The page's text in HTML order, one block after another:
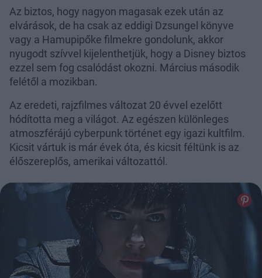
Az biztos, hogy nagyon magasak ezek után az
elvárások, de ha csak az eddigi Dzsungel könyve
vagy a Hamupipőke filmekre gondolunk, akkor
nyugodt szívvel kijelenthetjük, hogy a Disney biztos
ezzel sem fog csalódást okozni. Március második
felétől a mozikban.
Az eredeti, rajzfilmes változat 20 évvel ezelőtt
hódította meg a világot. Az egészen különleges
atmoszférájú cyberpunk történet egy igazi kultfilm.
Kicsit vártuk is már évek óta, és kicsit féltünk is az
élőszereplős, amerikai változattól.